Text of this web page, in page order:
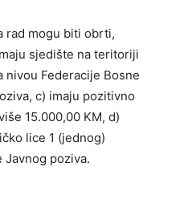
rad mogu biti obrti,
sjedište na teritoriji
nivou Federacije Bosne
c) imaju pozitivno
15.000,00 KM, d)
lice 1 (jednog)
Javnog poziva.